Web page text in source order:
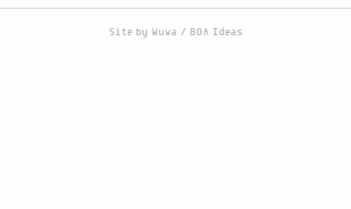
Site by Wuwa / BOA Ideas